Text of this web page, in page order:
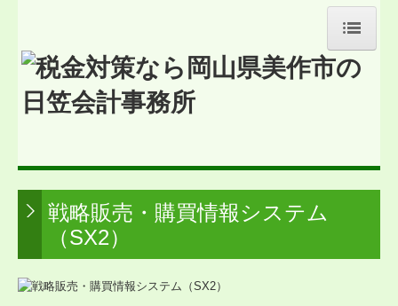
トップページ
お問合せ
経営理念
交通案内
戦略販売・購買情報システム
（SX2）